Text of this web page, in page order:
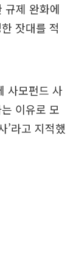
규제 완화에
잣대를 적
사모펀드 사
이유로 모
’라고 지적했